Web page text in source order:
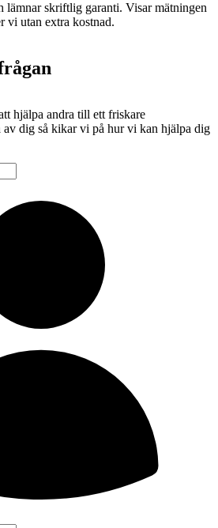
lämnar skriftlig garanti. Visar mätningen
vi utan extra kostnad.
hjälpa andra till ett friskare
dig så kikar vi på hur vi kan hjälpa dig